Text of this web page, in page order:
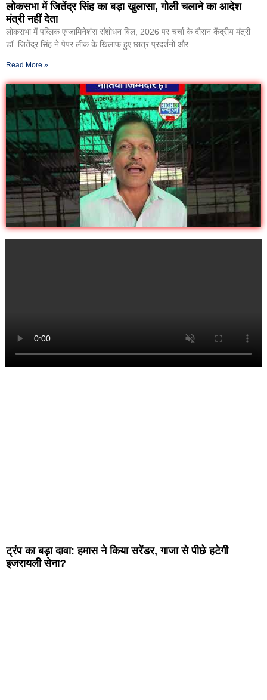
लोकसभा में जितेंद्र सिंह का बड़ा खुलासा, गोली चलाने का आदेश
मंत्री नहीं देता
लोकसभा में पब्लिक एग्जामिनेशंस संशोधन बिल, 2026 पर चर्चा के दौरान केंद्रीय मंत्री
डॉ. जितेंद्र सिंह ने पेपर लीक के खिलाफ हुए छात्र प्रदर्शनों और
Read More »
ट्रंप का बड़ा दावा: हमास ने किया सरेंडर, गाजा से पीछे हटेगी
इजरायली सेना?